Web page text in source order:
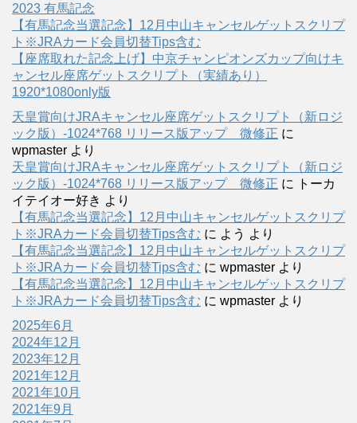
2023 有馬記念
【有馬記念当選記念】12月中山キャンセルゲットスクリプ
ト※JRAカード会員切替Tips含む
【座席取れた記念上げ】中京チャンピオンズカップ向けキ
ャンセル座席ゲットスクリプト（実績あり）
1920*1080only版
天皇賞向けJRAキャンセル座席ゲットスクリプト（新ロジ
ック版）-1024*768 リリース版アップ 微修正 に
wpmaster より
天皇賞向けJRAキャンセル座席ゲットスクリプト（新ロジ
ック版）-1024*768 リリース版アップ 微修正 に
トーカ
イテイオー好き より
【有馬記念当選記念】12月中山キャンセルゲットスクリプ
ト※JRAカード会員切替Tips含む に よう より
【有馬記念当選記念】12月中山キャンセルゲットスクリプ
ト※JRAカード会員切替Tips含む に wpmaster より
【有馬記念当選記念】12月中山キャンセルゲットスクリプ
ト※JRAカード会員切替Tips含む に wpmaster より
2025年6月
2024年12月
2023年12月
2021年12月
2021年10月
2021年9月